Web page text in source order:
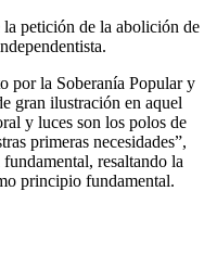
petición de la abolición de
por la Soberanía Popular y
gran ilustración en aquel
y luces son los polos de
primeras necesidades”,
resaltando la
principio fundamental.